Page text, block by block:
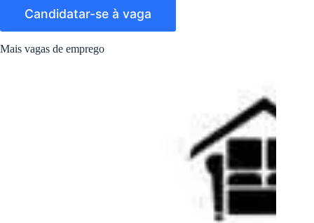
Mais vagas de emprego